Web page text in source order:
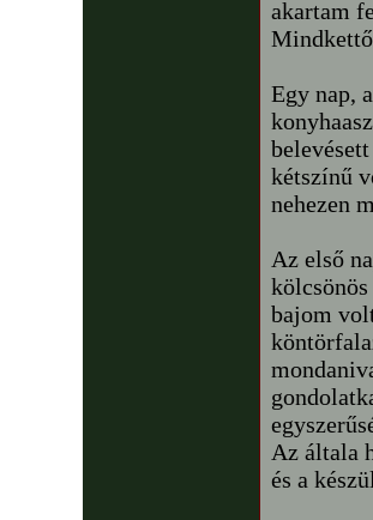
akartam
Egy nap,
kétszínű
nehezen
Az első
bajom
Az általa
és a